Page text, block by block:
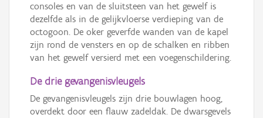
consoles en van de sluitsteen van het gewelf is
dezelfde als in de gelijkvloerse verdieping van de
octogoon. De oker geverfde wanden van de kapel
zijn rond de vensters en op de schalken en ribben
van het gewelf versierd met een voegenschildering.
De drie gevangenisvleugels
De gevangenisvleugels zijn drie bouwlagen hoog,
overdekt door een flauw zadeldak. De dwarsgevels